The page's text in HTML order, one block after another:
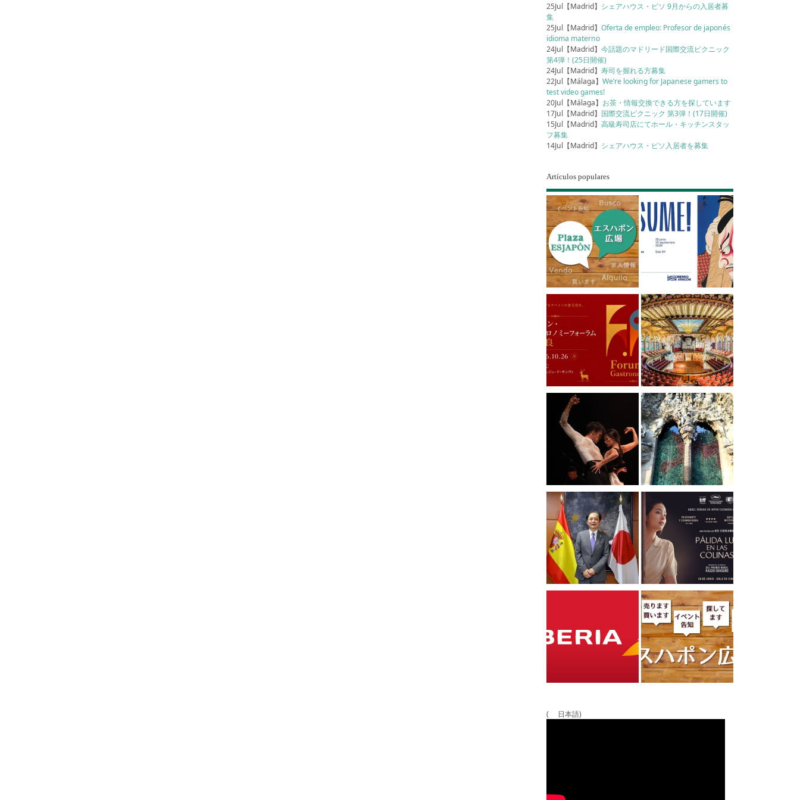
25Jul【Madrid】 シェアハウス・ピソ 9月からの入居者募
集
25Jul【Madrid】Oferta de empleo: Profesor de japonés
idioma materno
24Jul【Madrid】今話題のマドリード国際交流ピクニック
第4弾！(25日開催)
24Jul【Madrid】寿司を握れる方募集
22Jul【Málaga】We’re looking for Japanese gamers to
test video games!
20Jul【Málaga】 お茶・情報交換できる方を探しています
17Jul【Madrid】 国際交流ピクニック 第3弾！(17日開催)
15Jul【Madrid】高級寿司店にてホール・キッチンスタッ
フ募集
14Jul【Madrid】 シェアハウス・ピソ入居者を募集
Artículos populares
( 日本語)